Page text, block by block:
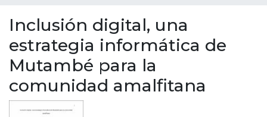
Statistics
Inclusión digital, una
estrategia informática de
Mutambé para la
comunidad amalfitana